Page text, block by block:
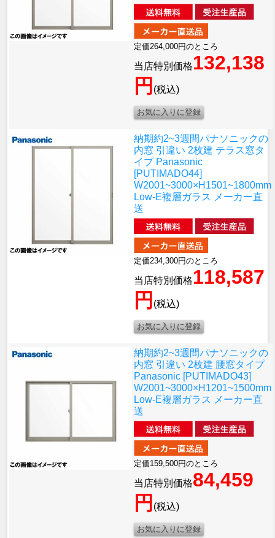
定価264,000円のところ
当店特別価格132,138
円 (税込)
納期約2~3週間パナソニックの
内窓 引違い 2枚建 テラス窓タ
イプ Panasonic
[PUTIMADO44]
W2001~3000×H1501~1800mm
Low-E複層ガラス メーカー直
送
定価234,300円のところ
当店特別価格118,587
円 (税込)
納期約2~3週間パナソニックの
内窓 引違い 2枚建 腰窓タイプ
Panasonic [PUTIMADO43]
W2001~3000×H1201~1500mm
Low-E複層ガラス メーカー直
送
定価159,500円のところ
当店特別価格84,459
円 (税込)